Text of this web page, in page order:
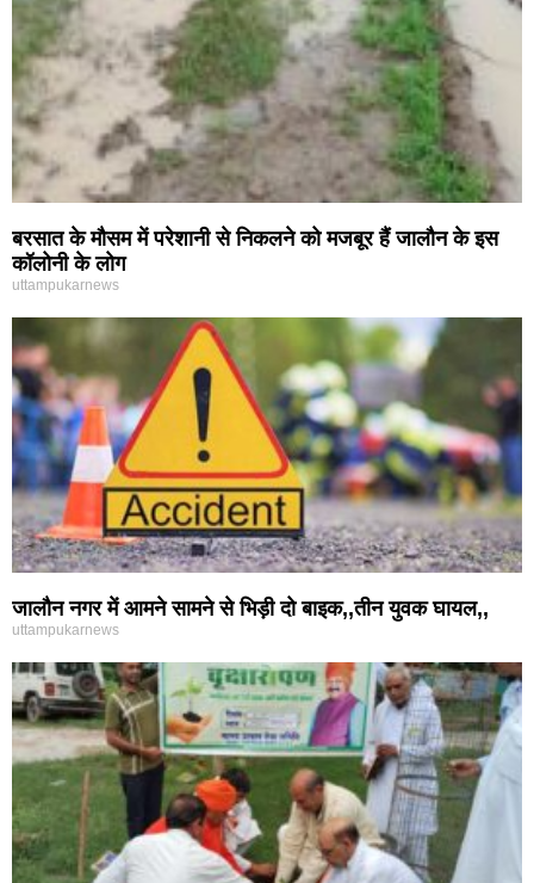
बरसात के मौसम में परेशानी से निकलने को मजबूर हैं जालौन के इस
कॉलोनी के लोग
uttampukarnews
जालौन नगर में आमने सामने से भिड़ी दो बाइक,,तीन युवक घायल,,
uttampukarnews